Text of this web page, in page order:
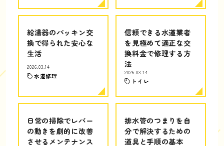
給湯器のパッキン交
換で得られた安心な
生活
2026.03.14
水道修理
信頼できる水道業者
を見極めて適正な交
換料金で修理する方
法
2026.03.14
トイレ
日常の掃除でレバー
の動きを劇的に改善
させるメンテナンス
排水管のつまりを自
分で解決するための
道具と手順の基本